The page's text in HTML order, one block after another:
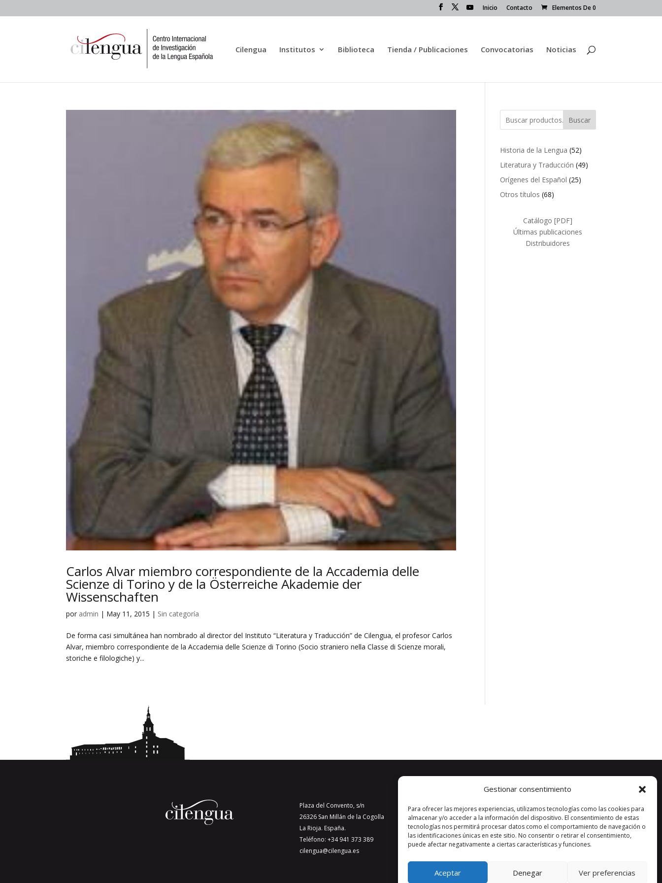
Gestionar consentimiento
Para ofrecer las mejores experiencias, utilizamos tecnologías como las cookies para
almacenar y/o acceder a la información del dispositivo. El consentimiento de estas
tecnologías nos permitirá procesar datos como el comportamiento de navegación o
las identificaciones únicas en este sitio. No consentir o retirar el consentimiento,
puede afectar negativamente a ciertas características y funciones.
Aceptar Denegar Ver preferencias
Inicio Contacto Elementos De 0
Cilengua Institutos Biblioteca Tienda / Publicaciones Convocatorias Noticias
Carlos Alvar miembro correspondiente de la Accademia delle
Scienze di Torino y de la Österreiche Akademie der
Wissenschaften
por admin | May 11, 2015 | Sin categoría
De forma casi simultánea han nombrado al director del Instituto “Literatura y Traducción” de Cilengua, el profesor Carlos
Alvar, miembro correspondiente de la Accademia delle Scienze di Torino (Socio straniero nella Classe di Scienze morali,
storiche e filologiche) y...
Buscar
Historia de la Lengua 5252
productos
Literatura y Traducción 4949
Orígenes del Español 2525
Otros títulos 6868
Catálogo [PDF]
Últimas publicaciones
Distribuidores
Plaza del Convento, s/n
26326 San Millán de la Cogolla
La Rioja. España.
Teléfono: +34 941 373 389
cilengua@cilengua.es